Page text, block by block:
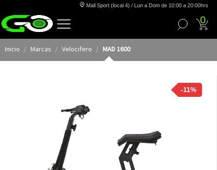
Mall Sport (local 4) / Lun a Dom de 10:00 a 20:00hrs
0
Inicio Marcas Velocifero MAD 1600
-11%